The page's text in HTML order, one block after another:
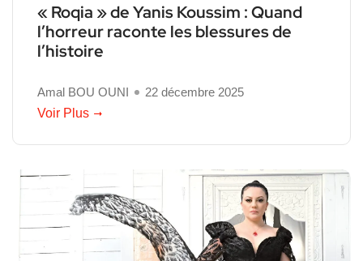
« Roqia » de Yanis Koussim : Quand
l’horreur raconte les blessures de
l’histoire
Amal BOU OUNI
22 décembre 2025
Voir Plus